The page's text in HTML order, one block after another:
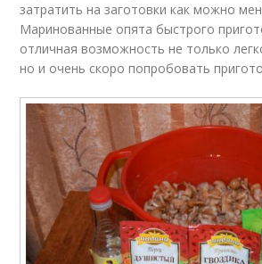
затратить на заготовки как можно
Маринованные опята быстрого
отличная возможность не только
но и очень скоро попробовать